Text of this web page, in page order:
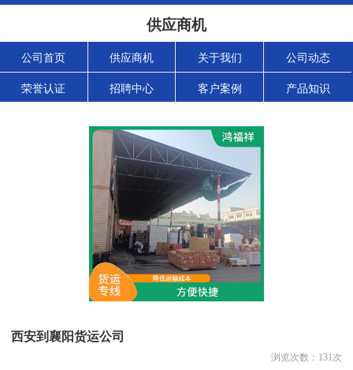
供应商机
公司首页 供应商机 关于我们 公司动态
荣誉认证 招聘中心 客户案例 产品知识
西安到襄阳货运公司
浏览次数： 131次